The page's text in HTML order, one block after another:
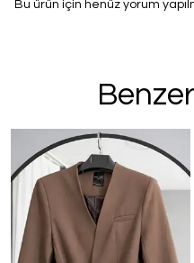
Bu ürün için henüz yorum